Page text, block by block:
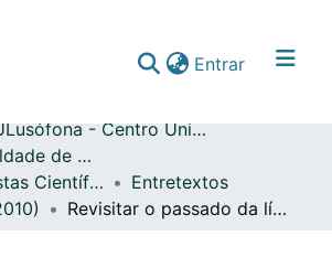
Entrar(current)
ULusófona - Centro Universitário de Lisboa
FCSEA - Faculdade de Ciências Sociais, Educação e Administração
FCSEA - Revistas Científicas
Entretextos
Revisitar o passado da língua portuguesa para melhor compreender o presente